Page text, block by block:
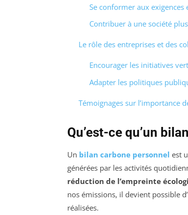
Se conformer aux
Contribuer à une société
Le rôle des entreprises et des
Encourager les initiatives
Adapter les politiques
Témoignages sur l’importance
Qu’est-ce qu’un
Un bilan carbone personnel est
générées par les activités
réduction de l’empreinte
nos émissions, il devient possible
réalisées.